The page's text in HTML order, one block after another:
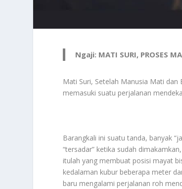
Ngaji: MATI SURI, PROSES
Mati Suri, Setelah Manusia Mati
memasuki suatu perjalanan
Barangkali ini suatu tanda, banyak
“tersadar” ketika sudah
itulah yang membuat posisi mayat
kedalaman kubur beberapa meter
baru mengalami perjalanan roh